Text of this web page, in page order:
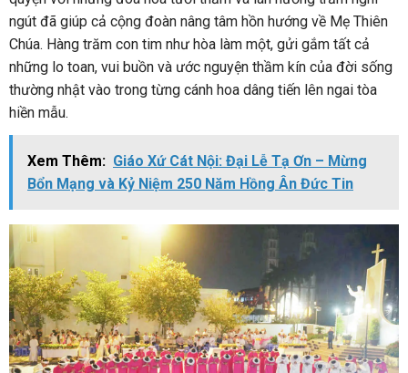
ngút đã giúp cả cộng đoàn nâng tâm hồn hướng về Mẹ Thiên
Chúa. Hàng trăm con tim như hòa làm một, gửi gắm tất cả
những lo toan, vui buồn và ước nguyện thầm kín của đời sống
thường nhật vào trong từng cánh hoa dâng tiến lên ngai tòa
hiền mẫu.
Xem Thêm: Giáo Xứ Cát Nội: Đại Lễ Tạ Ơn – Mừng
Bổn Mạng và Kỷ Niệm 250 Năm Hồng Ân Đức Tin